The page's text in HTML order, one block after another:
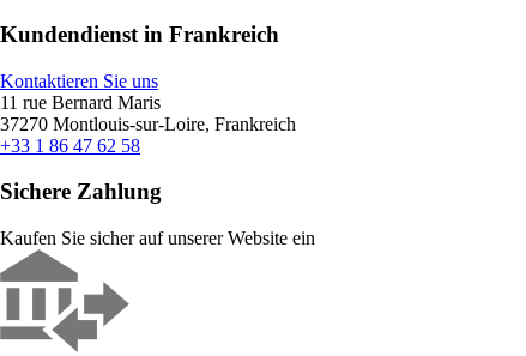
Kundendienst in Frankreich
Kontaktieren Sie uns
11 rue Bernard Maris
37270 Montlouis-sur-Loire, Frankreich
+33 1 86 47 62 58
Sichere Zahlung
Kaufen Sie sicher auf unserer Website ein